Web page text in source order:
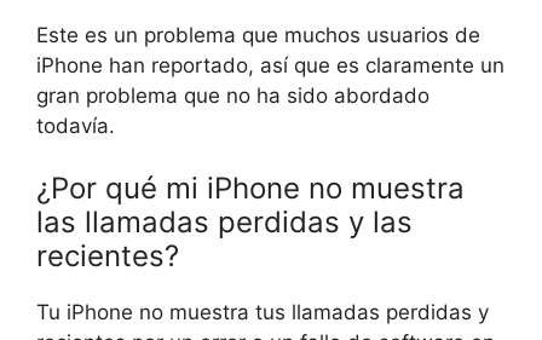
Este es un problema que muchos usuarios de
iPhone han reportado, así que es claramente un
gran problema que no ha sido abordado
todavía.
¿Por qué mi iPhone no muestra
las llamadas perdidas y las
recientes?
Tu iPhone no muestra tus llamadas perdidas y